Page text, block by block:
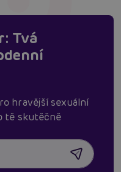
Tvá
hravější sexuální
tě skutěčně